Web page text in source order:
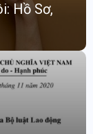
Hồ Sơ,